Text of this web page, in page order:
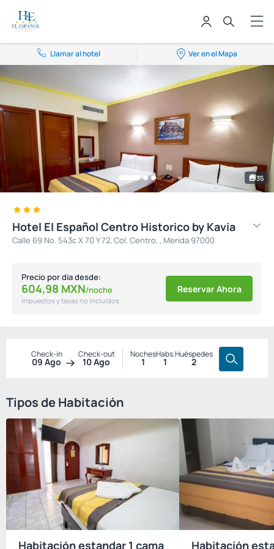
Llamar al hotel Ver en el Mapa
35
Hotel El Español Centro Historico by Kavia
Calle 69 No. 543c X 70 Y 72, Col. Centro. , Merida 97000
Precio por día desde:
604,98 MXN/noche
Impuestos y tasas no incluidos
Reservar Ahora
Check-in
09 Ago
Check-out
10 Ago
Noches
1
Habs.
1
Huéspedes
2
Tipos de Habitación
Habitación estandar 1 cama Habitación